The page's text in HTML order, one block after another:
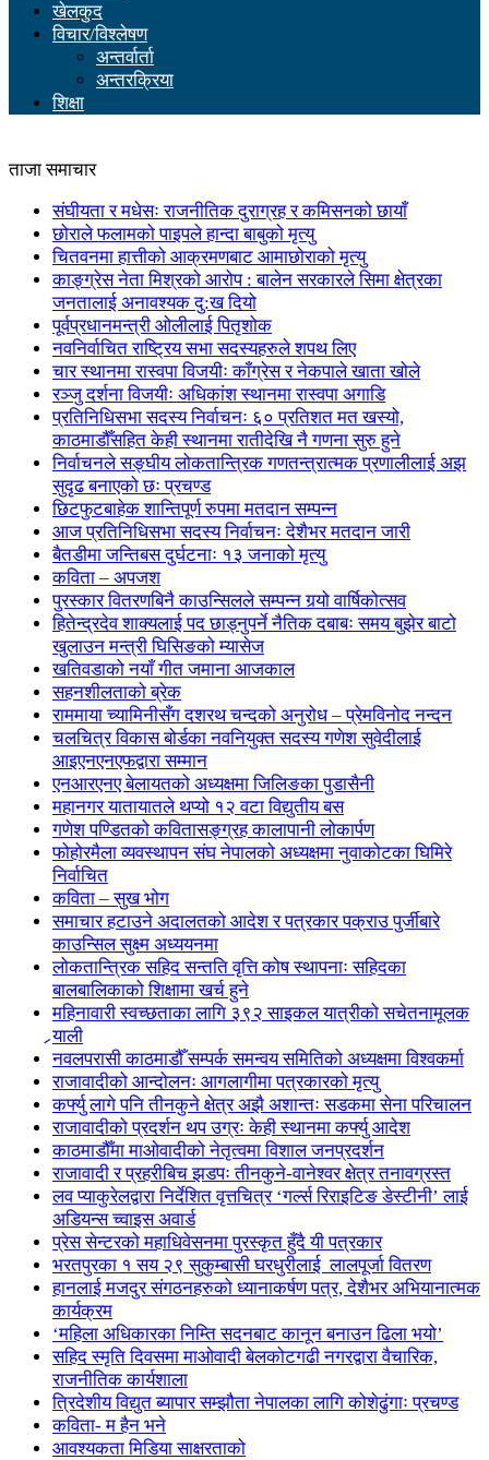
खेलकुद
विचार/विश्लेषण
अन्तर्वार्ता
अन्तरक्रिया
शिक्षा
ताजा समाचार
संघीयता र मधेसः राजनीतिक दुराग्रह र कमिसनको छायाँ
छोराले फलामको पाइपले हान्दा बाबुको मृत्यु
चितवनमा हात्तीको आक्रमणबाट आमाछोराको मृत्यु
काङ्ग्रेस नेता मिश्रको आरोप : बालेन सरकारले सिमा क्षेत्रका
जनतालाई अनावश्यक दु:ख दियो
पूर्वप्रधानमन्त्री ओलीलाई पितृशोक
नवनिर्वाचित राष्ट्रिय सभा सदस्यहरुले शपथ लिए
चार स्थानमा रास्वपा विजयीः काँग्रेस र नेकपाले खाता खोले
रञ्जु दर्शना विजयीः अधिकांश स्थानमा रास्वपा अगाडि
प्रतिनिधिसभा सदस्य निर्वाचनः ६० प्रतिशत मत खस्यो,
काठमाडौँसहित केही स्थानमा रातीदेखि नै गणना सुरु हुने
निर्वाचनले सङ्घीय लोकतान्त्रिक गणतन्त्रात्मक प्रणालीलाई अझ
सुदृढ बनाएको छः प्रचण्ड
छिटफुटबाहेक शान्तिपूर्ण रुपमा मतदान सम्पन्न
आज प्रतिनिधिसभा सदस्य निर्वाचनः देशैभर मतदान जारी
बैतडीमा जन्तिबस दुर्घटनाः १३ जनाको मृत्यु
कविता – अपजश
पुरस्कार वितरणबिनै काउन्सिलले सम्पन्न गर्‍यो वार्षिकोत्सव
हितेन्द्रदेव शाक्यलाई पद छाड्नुपर्ने नैतिक दबाबः समय बुझेर बाटो
खुलाउन मन्त्री घिसिङको म्यासेज
खतिवडाको नयाँ गीत जमाना आजकाल
सहनशीलताको ब्रेक
राममाया च्यामिनीसँग दशरथ चन्दको अनुरोध – प्रेमविनोद नन्दन
चलचित्र विकास बोर्डका नवनियुक्त सदस्य गणेश सुवेदीलाई
आइएनएनएफद्वारा सम्मान
एनआरएनए बेलायतको अध्यक्षमा जिलिङका पुडासैनी
महानगर यातायातले थप्यो १२ वटा विद्युतीय बस
गणेश पण्डितको कवितासङ्ग्रह कालापानी लोकार्पण
फोहोरमैला व्यवस्थापन संघ नेपालको अध्यक्षमा नुवाकोटका घिमिरे
निर्वाचित
कविता – सुख भोग
समाचार हटाउने अदालतको आदेश र पत्रकार पक्राउ पुर्जीबारे
काउन्सिल सुक्ष्म अध्ययनमा
लोकतान्त्रिक सहिद सन्तति वृत्ति कोष स्थापनाः सहिदका
बालबालिकाको शिक्षामा खर्च हुने
महिनावारी स्वच्छताका लागि ३९२ साइकल यात्रीको सचेतनामूलक
र्‍याली
नवलपरासी काठमाडौँ सम्पर्क समन्वय समितिको अध्यक्षमा विश्वकर्मा
राजावादीको आन्दोलनः आगलागीमा पत्रकारको मृत्यु
कर्फ्यु लागे पनि तीनकुने क्षेत्र अझै अशान्तः सडकमा सेना परिचालन
राजावादीको प्रदर्शन थप उग्रः केही स्थानमा कर्फ्यु आदेश
काठमाडौँमा माओवादीको नेतृत्वमा विशाल जनप्रदर्शन
राजावादी र प्रहरीबिच झडपः तीनकुने-वानेश्वर क्षेत्र तनावग्रस्त
लव प्याकुरेलद्वारा निर्देशित वृत्तचित्र ‘गर्ल्स रिराइटिङ डेस्टीनी’ लाई
अडियन्स च्वाइस अवार्ड
प्रेस सेन्टरको महाधिवेसनमा पुरस्कृत हुँदै यी पत्रकार
भरतपुरका १ सय २९ सुकुम्बासी घरधुरीलाई लालपूर्जा वितरण
हानलाई मजदुर संगठनहरुको ध्यानाकर्षण पत्र, देशैभर अभियानात्मक
कार्यक्रम
‘महिला अधिकारका निम्ति सदनबाट कानून बनाउन ढिला भयो’
सहिद स्मृति दिवसमा माओवादी बेलकोटगढी नगरद्वारा वैचारिक,
राजनीतिक कार्यशाला
त्रिदेशीय विद्युत ब्यापार सम्झौता नेपालका लागि कोशेढुंगाः प्रचण्ड
कविता- म हैन भने
आवश्यकता मिडिया साक्षरताको